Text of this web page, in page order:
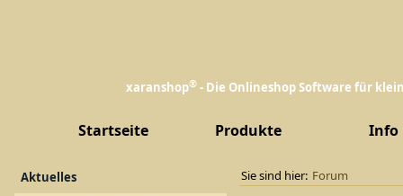
xaranshop® - Die Onlineshop Software für
Startseite Produkte Info
Aktuelles Sie sind hier: Forum